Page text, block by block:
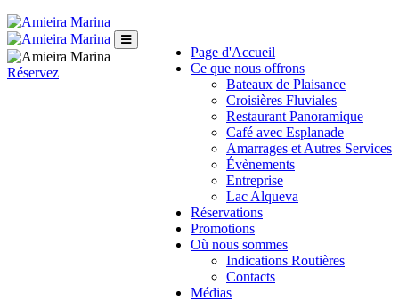
Page d'Accueil
Ce que nous offrons
Bateaux de Plaisance
Croisières Fluviales
Restaurant Panoramique
Café avec Esplanade
Amarrages et Autres Services
Évènements
Entreprise
Lac Alqueva
Réservations
Promotions
Où nous sommes
Indications Routières
Contacts
Médias
Réservez